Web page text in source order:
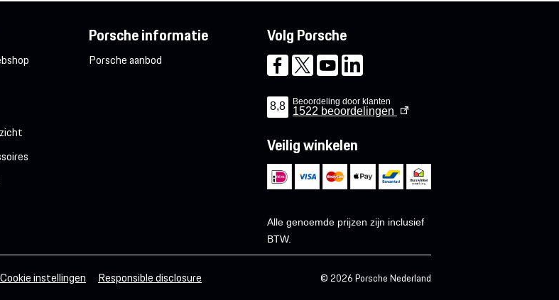
Porsche informatie
Porsche aanbod
Volg Porsche
8,8 Beoordeling door klanten
1522 beoordelingen
Veilig winkelen
Alle genoemde prijzen zijn inclusief
BTW.
Cookie instellingen Responsible disclosure © 2026 Porsche Nederland